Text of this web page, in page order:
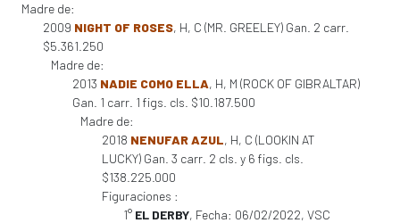
Madre de:
2009 NIGHT OF ROSES, H, C (MR. GREELEY) Gan. 2 carr.
$5.361.250
Madre de:
2013 NADIE COMO ELLA, H, M (ROCK OF GIBRALTAR)
Gan. 1 carr. 1 figs. cls. $10.187.500
Madre de:
2018 NENUFAR AZUL, H, C (LOOKIN AT
LUCKY) Gan. 3 carr. 2 cls. y 6 figs. cls.
$138.225.000
Figuraciones :
1° EL DERBY, Fecha: 06/02/2022, VSC